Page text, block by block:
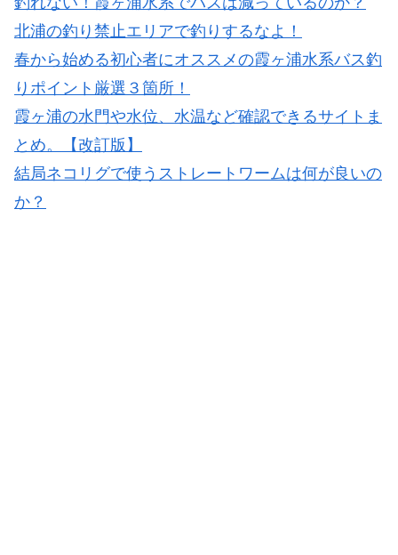
北浦の釣り禁止エリアで釣りするなよ！
春から始める初心者にオススメの霞ヶ浦水系バス釣
りポイント厳選３箇所！
霞ヶ浦の水門や水位、水温など確認できるサイトま
とめ。【改訂版】
結局ネコリグで使うストレートワームは何が良いの
か？